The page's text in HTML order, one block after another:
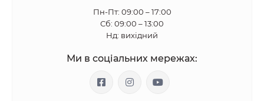
Пн-Пт: 09:00 – 17:00
Сб: 09:00 – 13:00
Нд: вихідний
Ми в соціальних мережах: